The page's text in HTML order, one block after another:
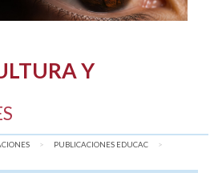
Y
PUBLICACIONES EDUCAC